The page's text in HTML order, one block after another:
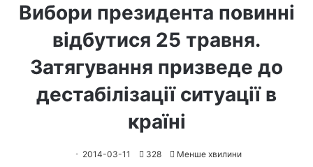
Вибори президента повинні
відбутися 25 травня.
Затягування призведе до
дестабілізації ситуації в
країні
2014-03-11 328 Менше хвилини